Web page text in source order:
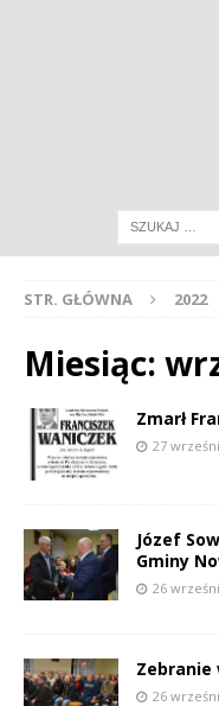
STR. GŁÓWNA 2022
Miesiąc:
Zmarł
27
Józef
Gminy
26
Zebranie
26